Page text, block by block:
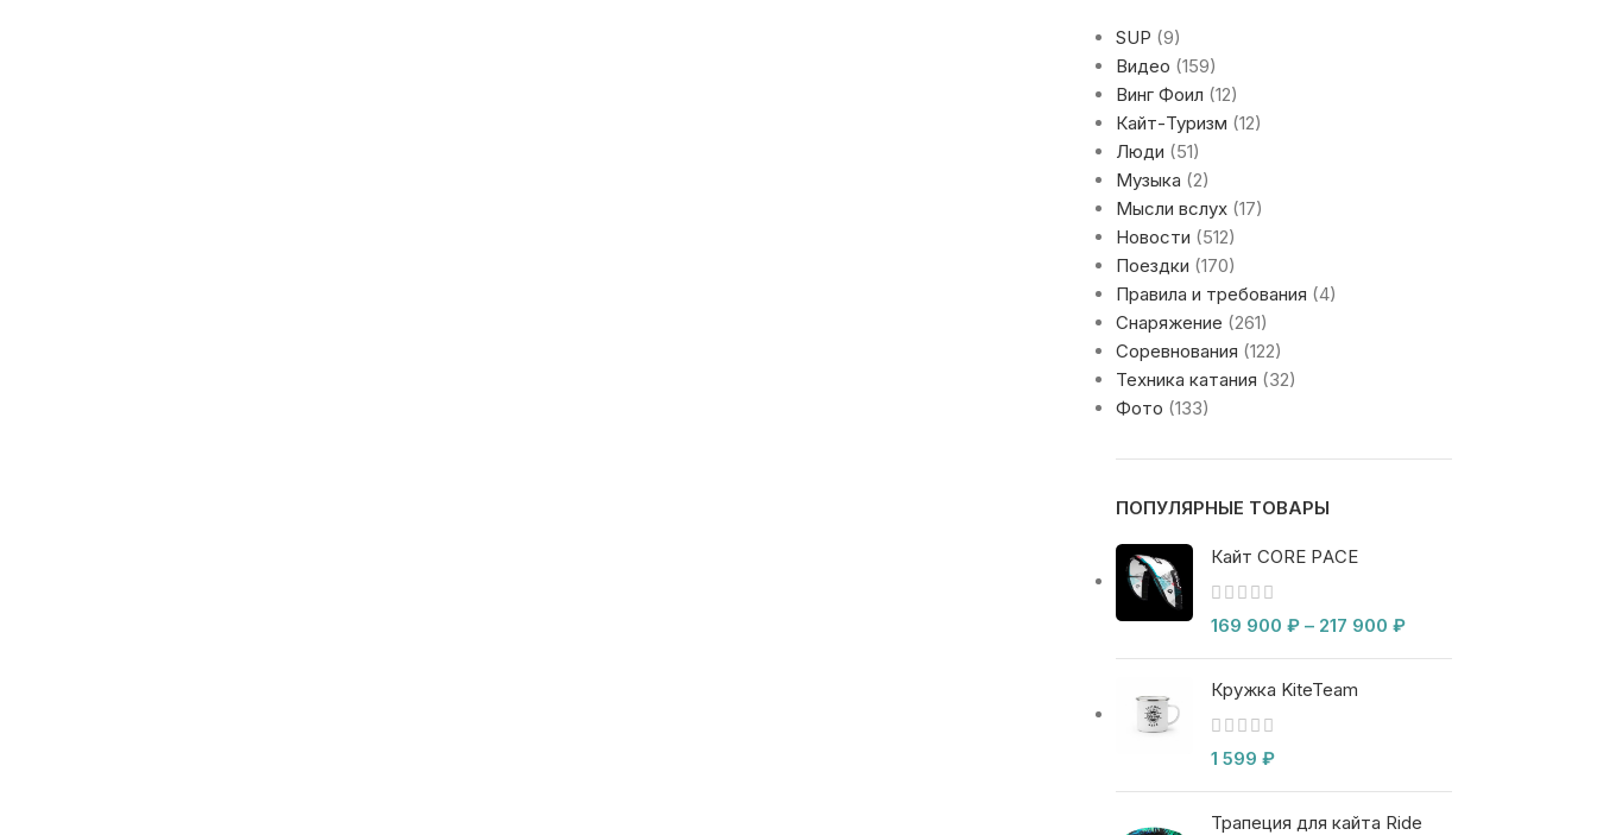
SUP (9)
Видео (159)
Винг Фоил (12)
Кайт-Туризм (12)
Люди (51)
Музыка (2)
Мысли вслух(17)
Новости (512)
Поездки (170)
Правила и требования (4)
Снаряжение (261)
Соревнования (122)
Техника катания (32)
Фото (133)
ПОПУЛЯРНЫЕ ТОВАРЫ
Кайт CORE PACE
169 900 ₽ – 217 900 ₽
Кружка KiteTeam
1 599 ₽
Трапеция для кайта Ride